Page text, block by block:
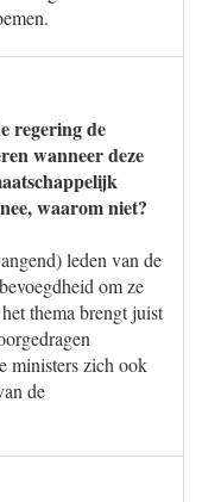
regering de
wanneer deze
waarom niet?
leden van de
om ze
thema brengt juist
ministers zich ook
de